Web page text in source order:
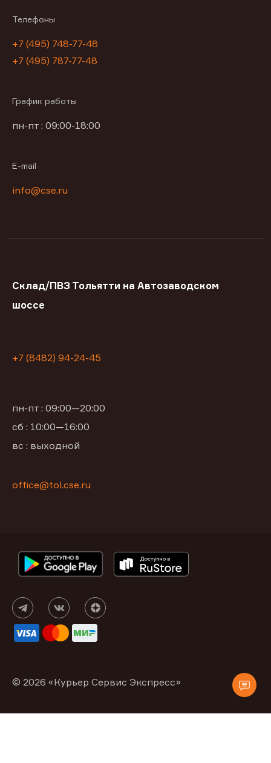
Телефоны
+7 (495) 748-77-48
+7 (495) 787-77-48
График работы
пн-пт : 09:00-18:00
E-mail
info@cse.ru
Склад/ПВЗ Тольятти на Автозаводском
шоссе
+7 (8482) 94-24-45
пн-пт : 09:00—20:00
сб : 10:00—16:00
вс : выходной
office@tol.cse.ru
© 2026 «Курьер Сервис Экспресс»